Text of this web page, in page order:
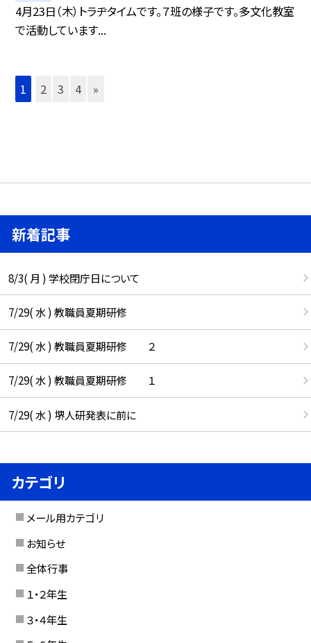
4月23日（木）トラヂタイムです。７班の様子です。多文化教室
で活動しています...
1 2 3 4 »
新着記事
8/3( 月 ) 学校閉庁日について
7/29( 水 ) 教職員夏期研修
7/29( 水 ) 教職員夏期研修 ２
7/29( 水 ) 教職員夏期研修 １
7/29( 水 ) 堺人研発表に前に
カテゴリ
メール用カテゴリ
お知らせ
全体行事
１・２年生
３・４年生